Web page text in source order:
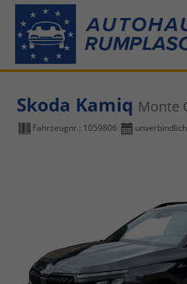
Skoda Kamiq Monte
Fahrzeugnr.: 1059806